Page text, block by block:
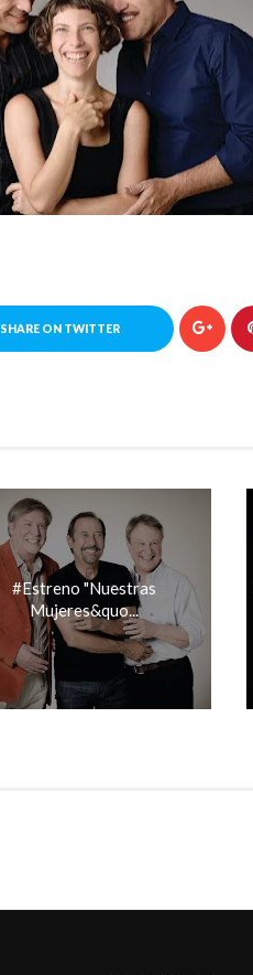
SHARE ON TWITTER
#Estreno "Nuestras
Mujeres&quo...